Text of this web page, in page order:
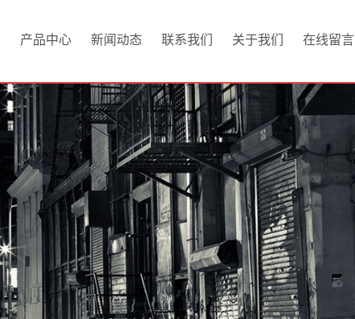
产品中心 新闻动态 联系我们 关于我们 在线留言